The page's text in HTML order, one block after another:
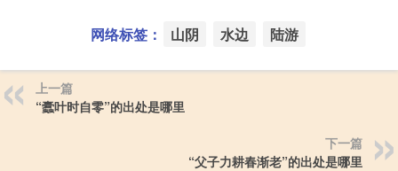
网络标签： 山阴 水边 陆游
上一篇
“蠹叶时自零”的出处是哪里
下一篇
“父子力耕春渐老”的出处是哪里